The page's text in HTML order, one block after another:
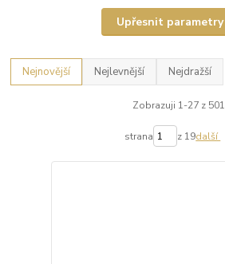
Upřesnit parametry
Nejnovější Nejlevnější Nejdražší
Zobrazuji 1-27 z 501
strana z 19další